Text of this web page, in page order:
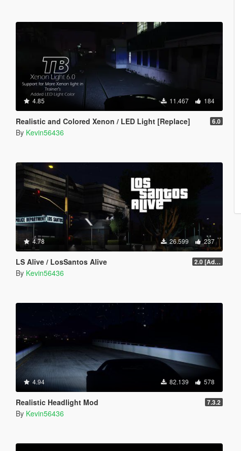
4.85 11.467 184
Realistic and Colored Xenon / LED Light [Replace] 6.0
By Kevin56436
4.78 26.599 237
LS Alive / LosSantos Alive 2.0 [Add-On] [OIV]
By Kevin56436
4.94 82.139 578
Realistic Headlight Mod 7.3.2
By Kevin56436